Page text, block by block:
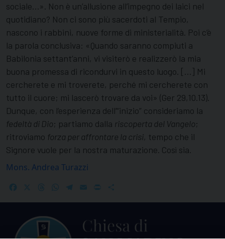
sociale…». Non è un’allusione all’impegno dei laici nel
quotidiano? Non ci sono più sacerdoti al Tempio,
nascono i rabbini, nuove forme di ministerialità. Poi c’è
la parola conclusiva: «Quando saranno compiuti a
Babilonia settant’anni, vi visiterò e realizzerò la mia
buona promessa di ricondurvi in questo luogo. […] Mi
cercherete e mi troverete, perché mi cercherete con
tutto il cuore; mi lascerò trovare da voi» (Ger 29,10.13).
Dunque, con l’esperienza dell’“inizio” consideriamo la
fedeltà di Dio; partiamo dalla riscoperta del Vangelo;
ritroviamo forza per affrontare la crisi, tempo che il
Signore vuole per la nostra maturazione. Così sia.
Mons. Andrea Turazzi
FacebookThreadsWhatsApp
Telegram
EmailPrint